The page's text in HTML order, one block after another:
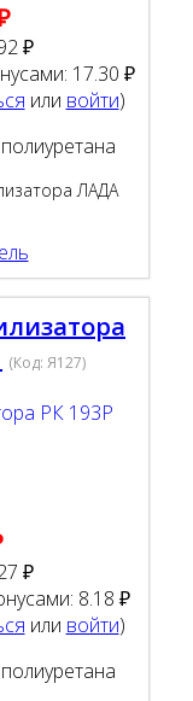
₽
17.30 ₽
или войти)
ЛАДА
(Код:Я127)
₽
8.18 ₽
или войти)